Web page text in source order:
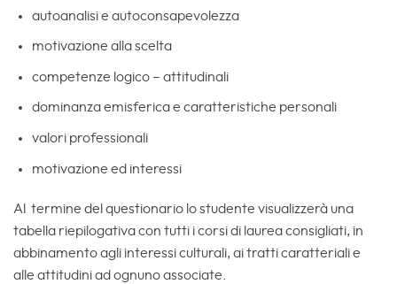
autoanalisi e autoconsapevolezza
motivazione alla scelta
competenze logico – attitudinali
dominanza emisferica e caratteristiche personali
valori professionali
motivazione ed interessi
Al termine del questionario lo studente visualizzerà una
tabella riepilogativa con tutti i corsi di laurea consigliati, in
abbinamento agli interessi culturali, ai tratti caratteriali e
alle attitudini ad ognuno associate.